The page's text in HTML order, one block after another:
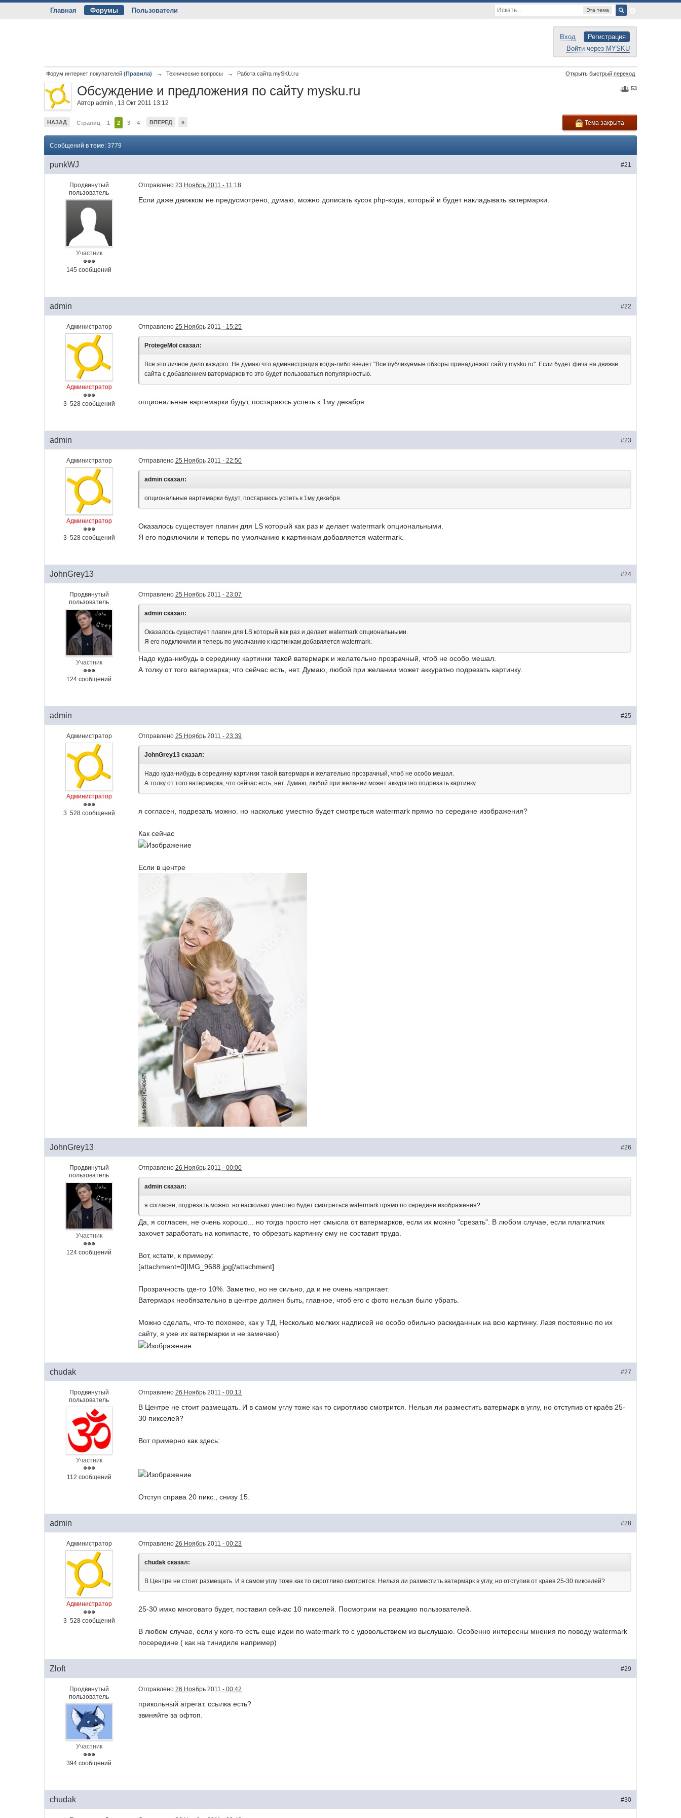
Главная Форумы Пользователи Эта тема
Вход
Регистрация
Войти через MYSKU
Форум интернет покупателей (Правила) → Технические вопросы → Работа сайта mySKU.ru Открыть быстрый переход
53
Обсуждение и предложения по сайту mysku.ru
Авторadmin , 13 Окт 2011 13:12
НАЗАД Страниц 1 2 3 4 ВПЕРЕД » Тема закрыта
Сообщений в теме: 3779
#21
punkWJ
Продвинутый
пользователь
Участник
145 сообщений
Отправлено23 Ноябрь 2011 - 11:18
Если даже движком не предусмотрено, думаю, можно дописать кусок php-кода, который и будет накладывать ватермарки.
#22
admin
Администратор
Администратор
3 528 сообщений
Отправлено25 Ноябрь 2011 - 15:25
ProtegeMoi сказал:
Все это личное дело каждого. Не думаю что администрация когда-либо введет "Все публикуемые обзоры принадлежат сайту mysku.ru". Если будет фича на движке
сайта с добавлением ватермарков то это будет пользоваться популярностью.
опциональные вартемарки будут, постараюсь успеть к 1му декабря.
#23
admin
Администратор
Администратор
3 528 сообщений
Отправлено25 Ноябрь 2011 - 22:50
admin сказал:
опциональные вартемарки будут, постараюсь успеть к 1му декабря.
Оказалось существует плагин для LS который как раз и делает watermark опциональными.
Я его подключили и теперь по умолчанию к картинкам добавляется watermark.
#24
JohnGrey13
Продвинутый
пользователь
Участник
124 сообщений
Отправлено25 Ноябрь 2011 - 23:07
admin сказал:
Оказалось существует плагин для LS который как раз и делает watermark опциональными.
Я его подключили и теперь по умолчанию к картинкам добавляется watermark.
Надо куда-нибудь в серединку картинки такой ватермарк и желательно прозрачный, чтоб не особо мешал.
А толку от того ватермарка, что сейчас есть, нет. Думаю, любой при желании может аккуратно подрезать картинку.
#25
admin
Администратор
Администратор
3 528 сообщений
Отправлено25 Ноябрь 2011 - 23:39
JohnGrey13 сказал:
Надо куда-нибудь в серединку картинки такой ватермарк и желательно прозрачный, чтоб не особо мешал.
А толку от того ватермарка, что сейчас есть, нет. Думаю, любой при желании может аккуратно подрезать картинку.
я согласен, подрезать можно. но насколько уместно будет смотреться watermark прямо по середине изображения?
Как сейчас
Если в центре
#26
JohnGrey13
Продвинутый
пользователь
Участник
124 сообщений
Отправлено26 Ноябрь 2011 - 00:00
admin сказал:
я согласен, подрезать можно. но насколько уместно будет смотреться watermark прямо по середине изображения?
Да, я согласен, не очень хорошо... но тогда просто нет смысла от ватермарков, если их можно "срезать". В любом случае, если плагиатчик
захочет заработать на копипасте, то обрезать картинку ему не составит труда.
Вот, кстати, к примеру:
[attachment=0]IMG_9688.jpg[/attachment]
Прозрачность где-то 10%. Заметно, но не сильно, да и не очень напрягает.
Ватермарк необязательно в центре должен быть, главное, чтоб его с фото нельзя было убрать.
Можно сделать, что-то похожее, как у ТД, Несколько мелких надписей не особо обильно раскиданных на всю картинку. Лазя постоянно по их
сайту, я уже их ватермарки и не замечаю)
#27
chudak
Продвинутый
пользователь
Участник
112 сообщений
Отправлено26 Ноябрь 2011 - 00:13
В Центре не стоит размещать. И в самом углу тоже как то сиротливо смотрится. Нельзя ли разместить ватермарк в углу, но отступив от краёв 25-
30 пикселей?
Вот примерно как здесь:
Отступ справа 20 пикс., снизу 15.
#28
admin
Администратор
Администратор
3 528 сообщений
Отправлено26 Ноябрь 2011 - 00:23
chudak сказал:
В Центре не стоит размещать. И в самом углу тоже как то сиротливо смотрится. Нельзя ли разместить ватермарк в углу, но отступив от краёв 25-30 пикселей?
25-30 имхо многовато будет, поставил сейчас 10 пикселей. Посмотрим на реaкцию пользователей.
В любом случае, если у кого-то есть еще идеи по watermark то с удовольствием из выслушаю. Особенно интересны мнения по поводу watermark
посередине ( как на тинидиле например)
#29
Zloft
Продвинутый
пользователь
Участник
394 сообщений
Отправлено26 Ноябрь 2011 - 00:42
прикольный агрегат. ссылка есть?
звиняйте за офтоп.
#30
chudak